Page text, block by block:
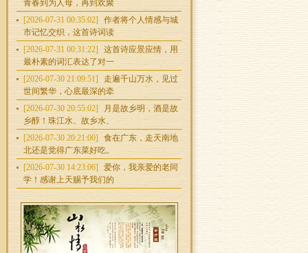
青春到为人母，再到欢聚
[2026-07-31 00:35:02]
作者将个人情感与城
市记忆交织，这首诗词读
[2026-07-31 00:31:22]
这首诗应景应情，用
最朴素的词汇表达了对一
[2026-07-30 21:09:51]
走遍千山万水，见过
世间繁华，心底最深的牵
[2026-07-30 20:55:02]
月是故乡明，酒是故
乡醇！珠江水、故乡水、
[2026-07-30 20:21:00]
食在广东，走天南地
北还是觉得广东菜好吃。
[2026-07-30 14:23:06]
爱你，我亲爱的老同
学！感谢上天赐予我们的